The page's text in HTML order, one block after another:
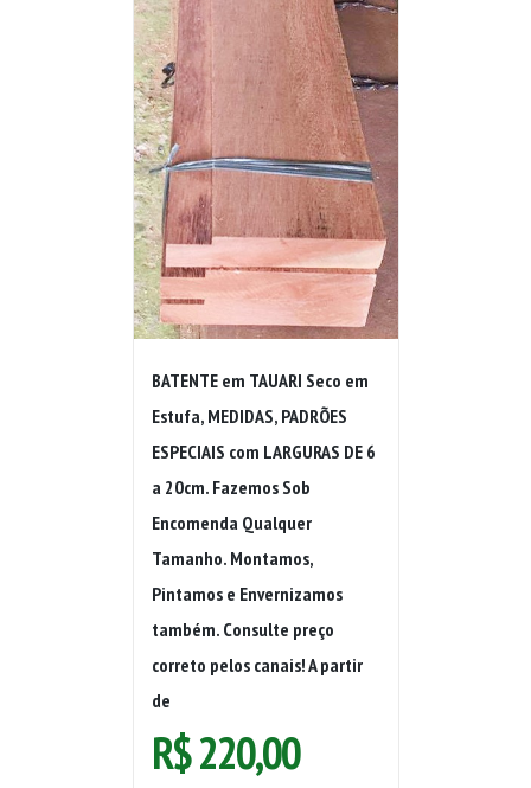
BATENTE em TAUARI Seco em
Estufa, MEDIDAS, PADRÕES
ESPECIAIS com LARGURAS DE 6
a 20cm. Fazemos Sob
Encomenda Qualquer
Tamanho. Montamos,
Pintamos e Envernizamos
também. Consulte preço
correto pelos canais! A partir
de
R$220,00